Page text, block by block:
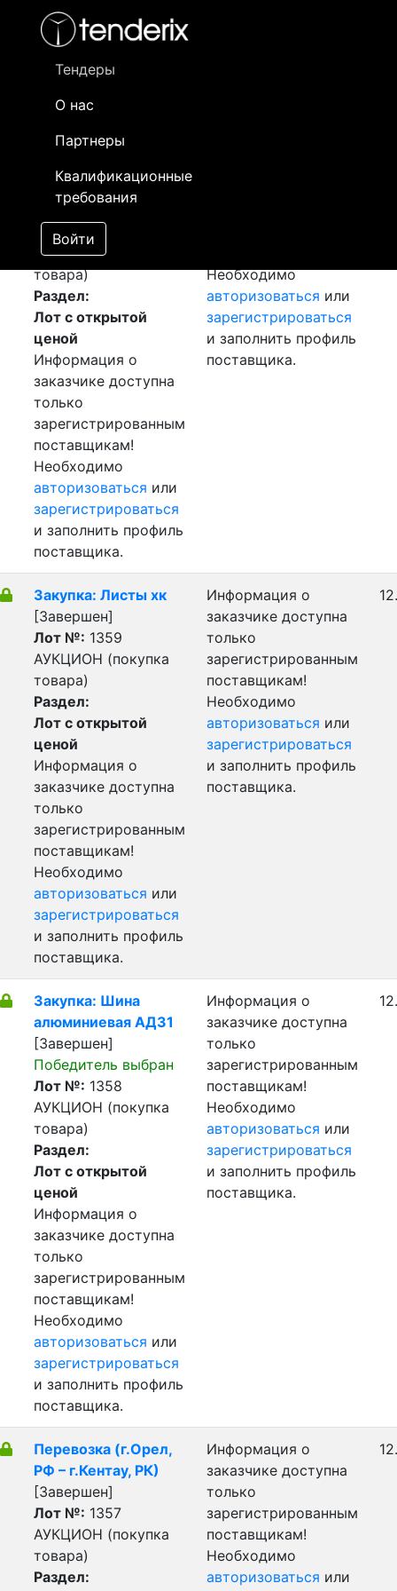
Тендеры
О нас
Партнеры
Квалификационные
требования
Войти
- активный лот
- сохраненный лот (не опубликован)
Закупка:
Аккумуляторная
батарея
Лот №:1360
АУКЦИОН (покупка
товара)
Раздел:
Лот с открытой
ценой
Информация о
заказчике доступна
только
зарегистрированным
поставщикам!
Необходимо
авторизоваться или
зарегистрироваться
и заполнить профиль
поставщика.
Необходимо
авторизоваться или
зарегистрироваться
и заполнить профиль
поставщика.
Закупка: Листы хк
[Завершен]
Лот №: 1359
АУКЦИОН (покупка
товара)
Раздел:
Лот с открытой
ценой
Информация о
заказчике доступна
только
зарегистрированным
поставщикам!
Необходимо
авторизоваться или
зарегистрироваться
и заполнить профиль
поставщика.
Информация о
заказчике доступна
только
зарегистрированным
поставщикам!
Необходимо
авторизоваться или
зарегистрироваться
и заполнить профиль
поставщика.
Закупка: Шина
алюминиевая АД31
[Завершен]
Победитель выбран
Лот №: 1358
АУКЦИОН (покупка
товара)
Раздел:
Лот с открытой
ценой
Информация о
заказчике доступна
только
зарегистрированным
поставщикам!
Необходимо
авторизоваться или
зарегистрироваться
и заполнить профиль
поставщика.
Информация о
заказчике доступна
только
зарегистрированным
поставщикам!
Необходимо
авторизоваться или
зарегистрироваться
и заполнить профиль
поставщика.
Перевозка (г.Орел,
РФ – г.Кентау, РК)
[Завершен]
Лот №: 1357
АУКЦИОН (покупка
товара)
Раздел:
Информация о
заказчике доступна
только
зарегистрированным
поставщикам!
Необходимо
авторизоваться или